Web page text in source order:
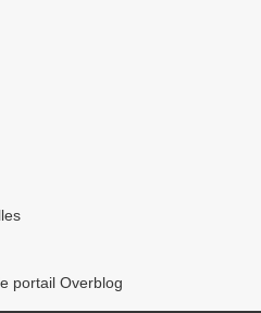
portail Overblog